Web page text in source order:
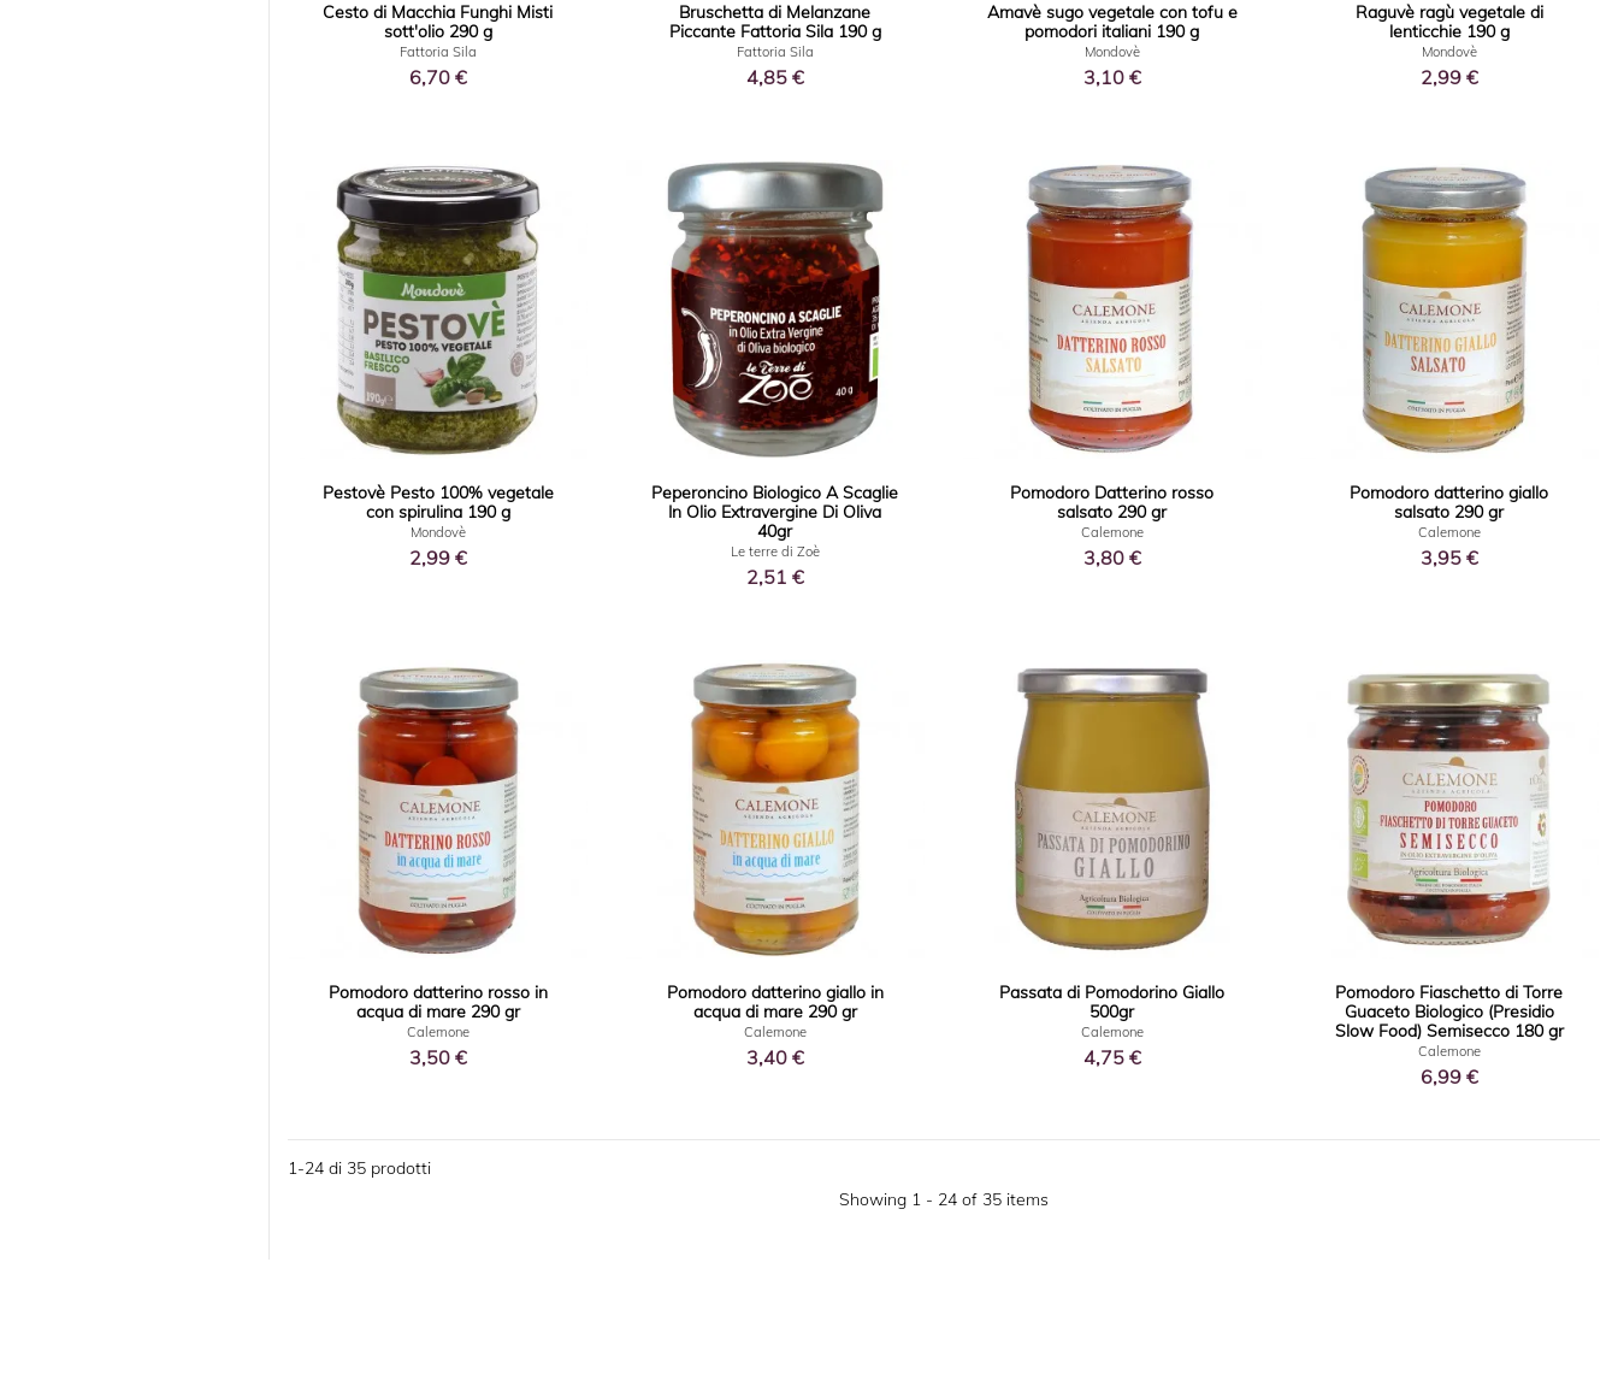
Cesto di Macchia Funghi Misti
sott'olio 290 g
Fattoria Sila
6,70 €
Bruschetta di Melanzane
Piccante Fattoria Sila 190 g
Fattoria Sila
4,85 €
Amavè sugo vegetale con tofu e
pomodori italiani 190 g
Mondovè
3,10 €
Raguvè ragù vegetale di
lenticchie 190 g
Mondovè
2,99 €
Pestovè Pesto 100% vegetale
con spirulina 190 g
Mondovè
2,99 €
Peperoncino Biologico A Scaglie
In Olio Extravergine Di Oliva
40gr
Le terre di Zoè
2,51 €
Pomodoro Datterino rosso
salsato 290 gr
Calemone
3,80 €
Pomodoro datterino giallo
salsato 290 gr
Calemone
3,95 €
Pomodoro datterino rosso in
acqua di mare 290 gr
Calemone
3,50 €
Pomodoro datterino giallo in
acqua di mare 290 gr
Calemone
3,40 €
Passata di Pomodorino Giallo
500gr
Calemone
4,75 €
Pomodoro Fiaschetto di Torre
Guaceto Biologico (Presidio
Slow Food) Semisecco 180 gr
Calemone
6,99 €
1-24 di 35 prodotti
Showing 1 - 24 of 35 items